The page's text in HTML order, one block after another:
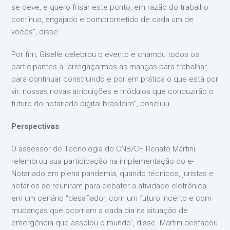
se deve, e quero frisar este ponto, em razão do trabalho
contínuo, engajado e comprometido de cada um de
vocês”, disse.
Por fim, Giselle celebrou o evento e chamou todos os
participantes a “arregaçarmos as mangas para trabalhar,
para continuar construindo e por em prática o que está por
vir: nossas novas atribuições e módulos que conduzirão o
futuro do notariado digital brasileiro”, concluiu.
Perspectivas
O assessor de Tecnologia do CNB/CF, Renato Martini,
relembrou sua participação na implementação do e-
Notariado em plena pandemia, quando técnicos, juristas e
notários se reuniram para debater a atividade eletrônica
em um cenário “desafiador, com um futuro incerto e com
mudanças que ocorriam a cada dia na situação de
emergência que assolou o mundo”, disse. Martini destacou